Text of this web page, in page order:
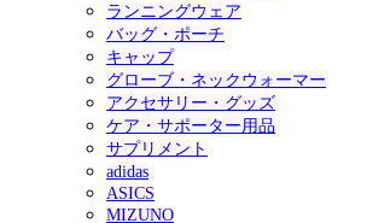
ランニングウェア
バッグ・ポーチ
キャップ
グローブ・ネックウォーマー
アクセサリー・グッズ
ケア・サポーター用品
サプリメント
adidas
ASICS
MIZUNO